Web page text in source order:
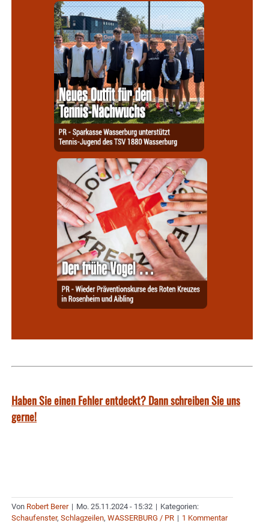
Haben Sie einen Fehler entdeckt? Dann schreiben Sie uns
gerne!
Von Robert Berer | Mo. 25.11.2024 - 15:32 | Kategorien:
Schaufenster, Schlagzeilen, WASSERBURG / PR | 1 Kommentar